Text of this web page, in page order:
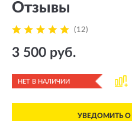
Отзывы
(12)
3 500 руб.
НЕТ В НАЛИЧИИ
УВЕДОМИТЬ